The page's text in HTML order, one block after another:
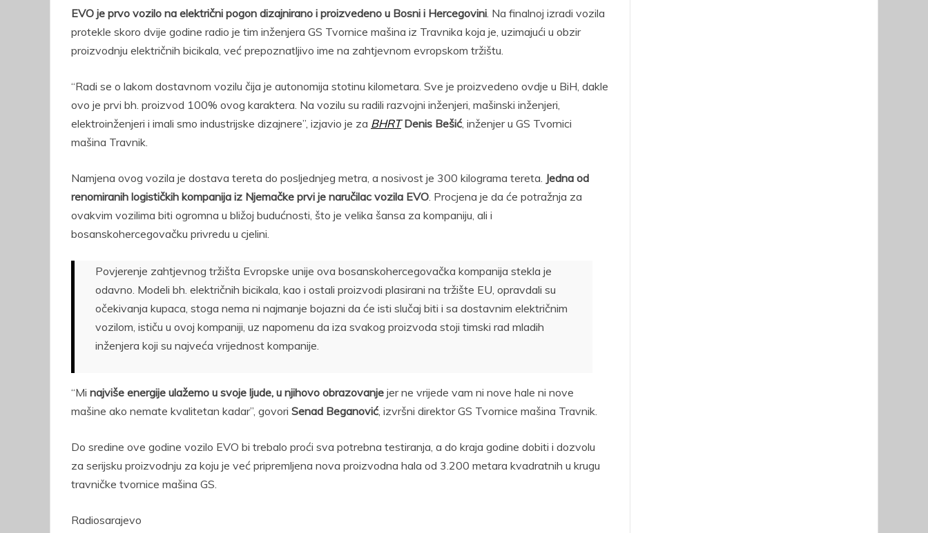
EVO je prvo vozilo na električni pogon dizajnirano i proizvedeno u Bosni i Hercegovini. Na finalnoj izradi vozila
protekle skoro dvije godine radio je tim inženjera GS Tvornice mašina iz Travnika koja je, uzimajući u obzir
proizvodnju električnih bicikala, već prepoznatljivo ime na zahtjevnom evropskom tržištu.
“Radi se o lakom dostavnom vozilu čija je autonomija stotinu kilometara. Sve je proizvedeno ovdje u BiH, dakle
ovo je prvi bh. proizvod 100% ovog karaktera. Na vozilu su radili razvojni inženjeri, mašinski inženjeri,
elektroinženjeri i imali smo industrijske dizajnere”, izjavio je za BHRT Denis Bešić, inženjer u GS Tvornici
mašina Travnik.
Namjena ovog vozila je dostava tereta do posljednjeg metra, a nosivost je 300 kilograma tereta. Jedna od
renomiranih logističkih kompanija iz Njemačke prvi je naručilac vozila EVO. Procjena je da će potražnja za
ovakvim vozilima biti ogromna u bližoj budućnosti, što je velika šansa za kompaniju, ali i
bosanskohercegovačku privredu u cjelini.
Povjerenje zahtjevnog tržišta Evropske unije ova bosanskohercegovačka kompanija stekla je
odavno. Modeli bh. električnih bicikala, kao i ostali proizvodi plasirani na tržište EU, opravdali su
očekivanja kupaca, stoga nema ni najmanje bojazni da će isti slučaj biti i sa dostavnim električnim
vozilom, ističu u ovoj kompaniji, uz napomenu da iza svakog proizvoda stoji timski rad mladih
inženjera koji su najveća vrijednost kompanije.
“Mi najviše energije ulažemo u svoje ljude, u njihovo obrazovanje jer ne vrijede vam ni nove hale ni nove
mašine ako nemate kvalitetan kadar”, govori Senad Beganović, izvršni direktor GS Tvornice mašina Travnik.
Do sredine ove godine vozilo EVO bi trebalo proći sva potrebna testiranja, a do kraja godine dobiti i dozvolu
za serijsku proizvodnju za koju je već pripremljena nova proizvodna hala od 3.200 metara kvadratnih u krugu
travničke tvornice mašina GS.
Radiosarajevo